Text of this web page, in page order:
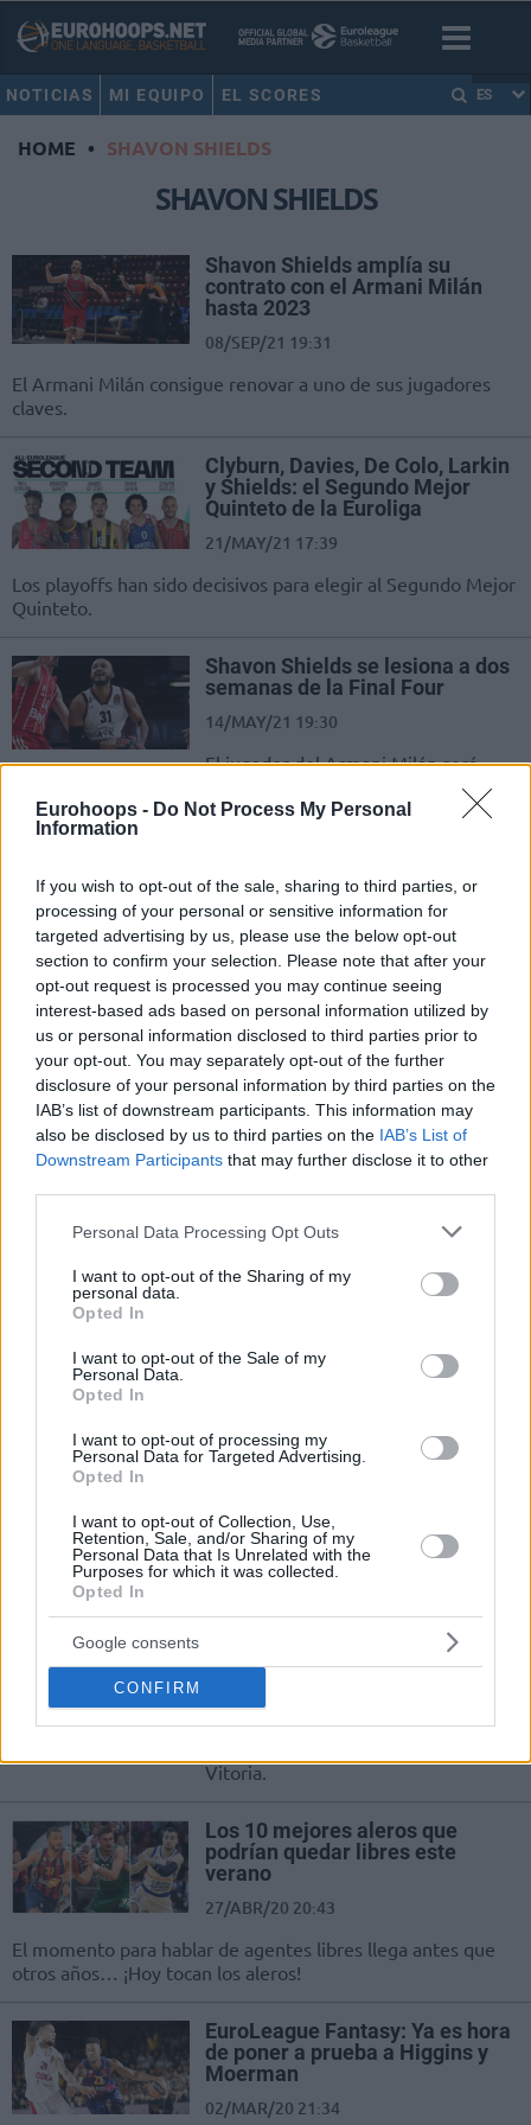
Eurohoops - Do Not Process My Personal
Information
If you wish to opt-out of the sale, sharing to third parties, or
processing of your personal or sensitive information for
targeted advertising by us, please use the below opt-out
section to confirm your selection. Please note that after your
opt-out request is processed you may continue seeing
interest-based ads based on personal information utilized by
us or personal information disclosed to third parties prior to
your opt-out. You may separately opt-out of the further
disclosure of your personal information by third parties on the
IAB’s list of downstream participants. This information may
also be disclosed by us to third parties on the IAB’s List of
Downstream Participants that may further disclose it to other
Please note that this website/app uses one or more Google
not limited to your visit or usage behaviour. You may click to
grant or deny consent to Google and its third-party tags to
use your data for below specified purposes in below Google
consent section.
Personal Data Processing Opt Outs
I want to opt-out of the Sharing of my
personal data.
Opted In
I want to opt-out of the Sale of my
Personal Data.
Opted In
I want to opt-out of processing my
Personal Data for Targeted Advertising.
Opted In
I want to opt-out of Collection, Use,
Retention, Sale, and/or Sharing of my
Personal Data that Is Unrelated with the
Purposes for which it was collected.
Opted In
Google consents
CONFIRM
NOTICIAS MI EQUIPO EL SCORES ES
HOME • SHAVON SHIELDS
SHAVON SHIELDS
Shavon Shields amplía su
contrato con el Armani Milán
hasta 2023
08/SEP/21 19:31
El Armani Milán consigue renovar a uno de sus jugadores
claves.
Clyburn, Davies, De Colo, Larkin
y Shields: el Segundo Mejor
Quinteto de la Euroliga
21/MAY/21 17:39
Los playoffs han sido decisivos para elegir al Segundo Mejor
Quinteto.
Shavon Shields se lesiona a dos
semanas de la Final Four
14/MAY/21 19:30
El jugador del Armani Milán será
próximos días.
a una Final Four 29 años
después
04/MAY/21 23:10
Con susto incluido, pero el Armani Milán venció al Bayern en
el 5º partido.
Los premios Eurohoops
(Jornada 26): La mejor noche de
Micic
27/FEB/21 10:51
El Armani Milán anuncia el
fichaje de Shavon Shields
El ex baskonista es la séptima incorporación del equipo
italiano.
Shavon Shields firma dos
temporadas con el Armani Milán
El baskonista se une al mega
proyecto del conjunto italiano.
El Armani Milán tendría atado el
fichaje de Shavon Shields
El baskonista reforzará al conjunto
Vitoria.
Los 10 mejores aleros que
podrían quedar libres este
verano
27/ABR/20 20:43
El momento para hablar de agentes libres llega antes que
otros años… ¡Hoy tocan los aleros!
EuroLeague Fantasy: Ya es hora
de poner a prueba a Higgins y
Moerman
02/MAR/20 21:34